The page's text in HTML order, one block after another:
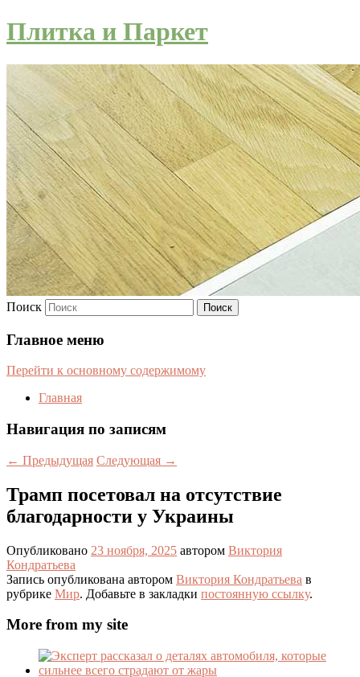
Плитка и Паркет
Поиск
Главное меню
Перейти к основному содержимому
Главная
Навигация по записям
← Предыдущая Следующая →
Трамп посетовал на отсутствие
благодарности у Украины
Опубликовано 23 ноября, 2025 автором Виктория
Кондратьева
Запись опубликована автором Виктория Кондратьева в
рубрике Мир. Добавьте в закладки постоянную ссылку.
More from my site